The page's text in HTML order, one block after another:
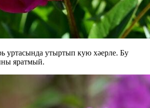
уртасында утыртып кую хәерле. Бу
яратмый.